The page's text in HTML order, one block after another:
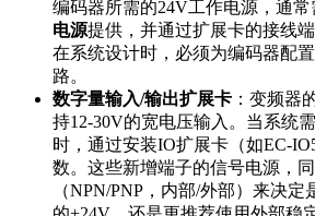
编码器所需的24V工作电源，通常
电源提供，并通过扩展卡的接线
在系统设计时，必须为编码器配
路。
数字量输入/输出扩展卡 ：变频器
持12-30V的宽电压输入。当系统
时，通过安装IO扩展卡（如EC-
数。这些新增端子的信号电源，
（NPN/PNP，内部/外部）来决